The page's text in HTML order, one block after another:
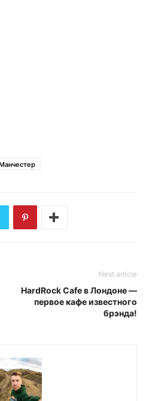
Next article
HardRock Cafe в Лондоне —
первое кафе известного
брэнда!